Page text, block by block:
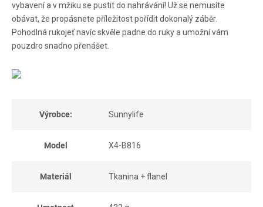
vybavení a v mžiku se pustit do nahrávání! Už se nemusíte
obávat, že propásnete příležitost pořídit dokonalý záběr.
Pohodlná rukojeť navíc skvěle padne do ruky a umožní vám
pouzdro snadno přenášet.
Výrobce: Sunnylife
Model X4-B816
Materiál Tkanina + flanel